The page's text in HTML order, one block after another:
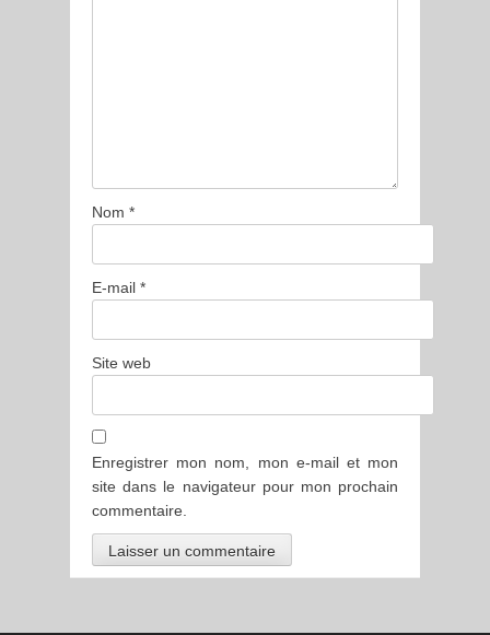
Nom *
E-mail *
Site web
Enregistrer mon nom, mon e-mail et mon
site dans le navigateur pour mon prochain
commentaire.